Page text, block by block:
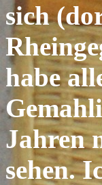
sich
habe
Jahren
sehen.